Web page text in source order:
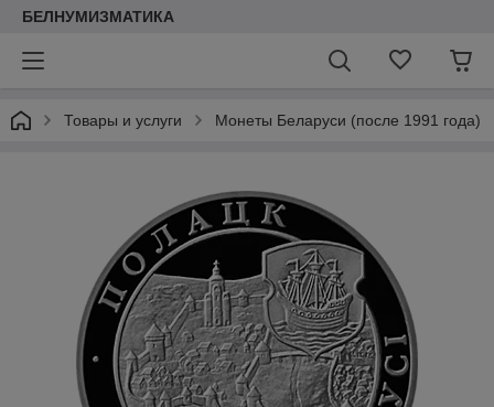
БЕЛНУМИЗМАТИКА
Товары и услуги Монеты Беларуси (после 1991 года)